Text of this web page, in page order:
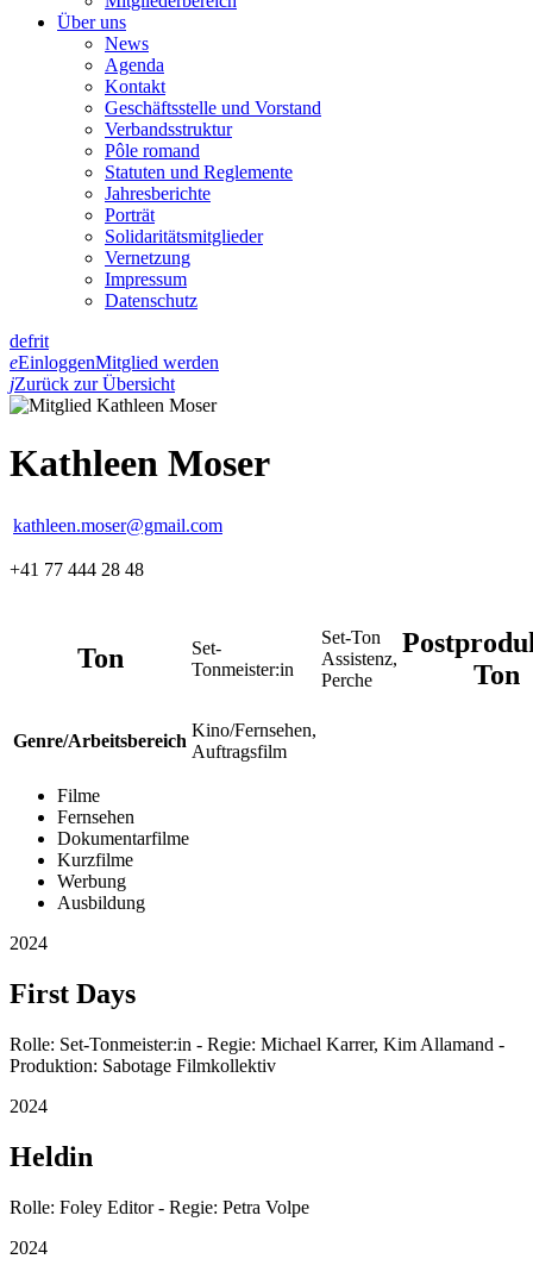
Über uns
News
Agenda
Kontakt
Geschäftsstelle und Vorstand
Verbandsstruktur
Pôle romand
Statuten und Reglemente
Jahresberichte
Porträt
Solidaritätsmitglieder
Vernetzung
Impressum
Datenschutz
defrit
eEinloggenMitglied werden
jZurück zur Übersicht
Kathleen Moser
kathleen.moser@gmail.com
+41 77 444 28 48
Ton
Set-
Tonmeister:in
Set-Ton
Assistenz,
Perche
Ton
Genre/Arbeitsbereich
Kino/Fernsehen,
Auftragsfilm
Filme
Fernsehen
Dokumentarfilme
Kurzfilme
Werbung
Ausbildung
2024
First Days
Rolle: Set-Tonmeister:in - Regie: Michael Karrer, Kim Allamand -
Produktion: Sabotage Filmkollektiv
2024
Heldin
Rolle: Foley Editor - Regie: Petra Volpe
2024